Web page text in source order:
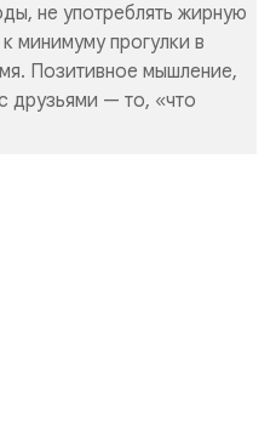
не употреблять жирную
минимуму прогулки в
Позитивное мышление,
друзьями — то, «что